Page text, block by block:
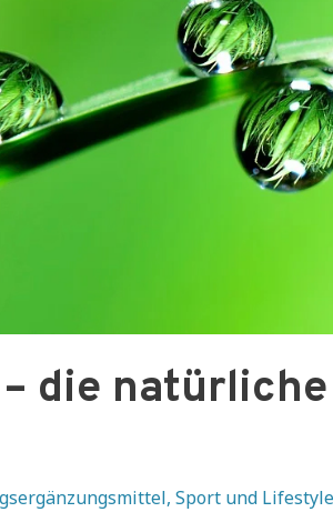
die
, Sport und Lifestyle